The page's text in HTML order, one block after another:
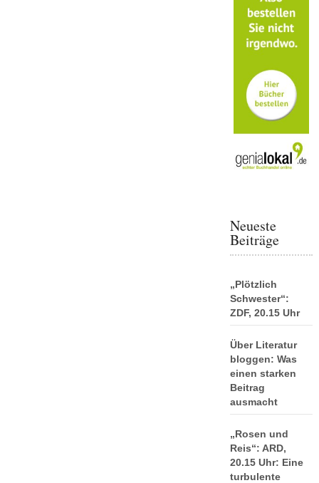
Neueste
Beiträge
„Plötzlich
Schwester“:
ZDF, 20.15 Uhr
Über Literatur
bloggen: Was
einen starken
Beitrag
ausmacht
„Rosen und
Reis“: ARD,
20.15 Uhr: Eine
turbulente